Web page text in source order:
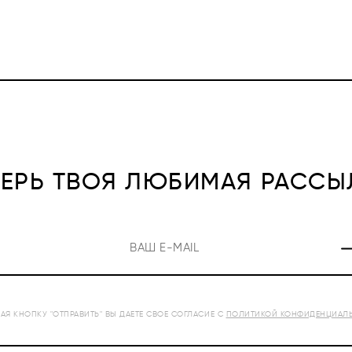
ТВОЯ ЛЮБИМАЯ
КНОПКУ "ОТПРАВИТЬ" ВЫ ДАЕТЕ СВОЕ СОГЛАСИЕ С ПОЛИТИКОЙ